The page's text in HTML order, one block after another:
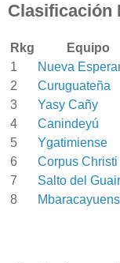
Clasificación
Rkg Equipo
1
Nueva
2
Curuguateña
3
Yasy Cañy
4
Canindeyú
5
Ygatimiense
6
Corpus Christi
7
Salto del
8